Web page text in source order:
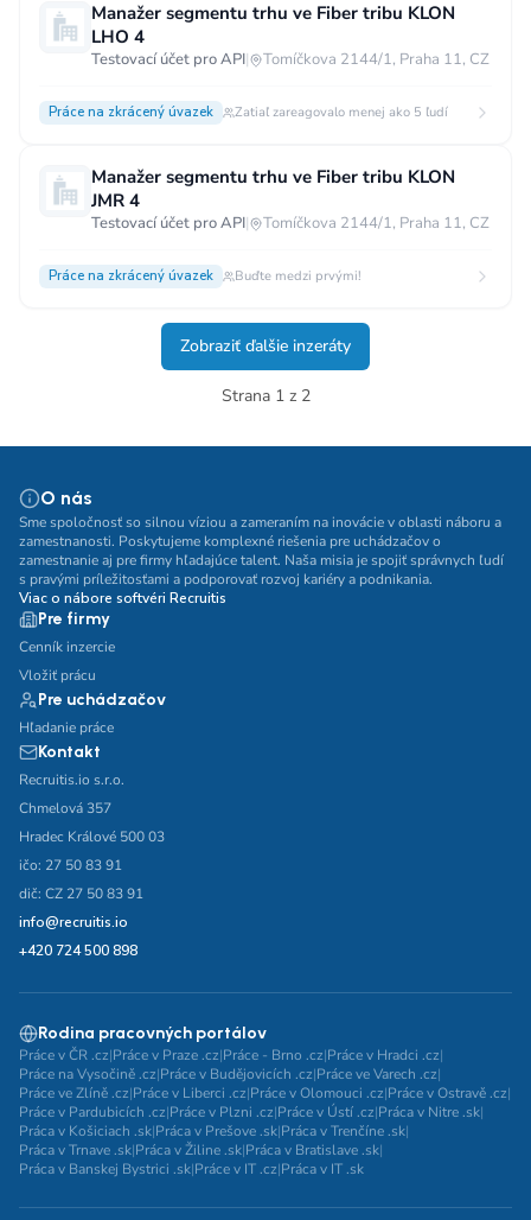
Manažer segmentu trhu ve Fiber tribu KLON
LHO 4
Testovací účet pro API| Tomíčkova 2144/1, Praha 11, CZ
Práce na zkrácený úvazek Zatiaľ zareagovalo menej ako 5 ľudí
Manažer segmentu trhu ve Fiber tribu KLON
JMR 4
Testovací účet pro API| Tomíčkova 2144/1, Praha 11, CZ
Práce na zkrácený úvazek Buďte medzi prvými!
Zobraziť ďalšie inzeráty
Strana 1 z 2
O nás
Sme spoločnosť so silnou víziou a zameraním na inovácie v oblasti náboru a
zamestnanosti. Poskytujeme komplexné riešenia pre uchádzačov o
zamestnanie aj pre firmy hľadajúce talent. Naša misia je spojiť správnych ľudí
s pravými príležitosťami a podporovať rozvoj kariéry a podnikania.
Viac o nábore softvéri Recruitis
Pre firmy
Cenník inzercie
Vložiť prácu
Pre uchádzačov
Hľadanie práce
Kontakt
Recruitis.io s.r.o.
Chmelová 357
Hradec Králové 500 03
ičo: 27 50 83 91
dič: CZ 27 50 83 91
info@recruitis.io
+420 724 500 898
Rodina pracovných portálov
Práce v ČR .cz|Práce v Praze .cz|Práce - Brno .cz|Práce v Hradci .cz|
Práce na Vysočině .cz|Práce v Budějovicích .cz|Práce ve Varech .cz|
Práce ve Zlíně .cz|Práce v Liberci .cz|Práce v Olomouci .cz|Práce v Ostravě .cz|
Práce v Pardubicích .cz|Práce v Plzni .cz|Práce v Ústí .cz|Práca v Nitre .sk|
Práca v Košiciach .sk|Práca v Prešove .sk|Práca v Trenčíne .sk|
Práca v Trnave .sk|Práca v Žiline .sk|Práca v Bratislave .sk|
Práca v Banskej Bystrici .sk|Práce v IT .cz|Práca v IT .sk